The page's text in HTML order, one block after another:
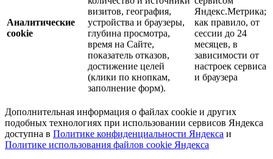
Аналитические
cookie
визитов, география,
устройства и браузеры,
глубина просмотра,
время на Сайте,
показатель отказов,
достижение целей
(клики по кнопкам,
заполнение форм).
Яндекс.Метрика;
как правило, от
сессии до 24
месяцев, в
зависимости от
настроек сервиса
и браузера
Дополнительная информация о файлах cookie и других
подобных технологиях при использовании сервисов Яндекса
доступна в Политике конфиденциальности Яндекса и
Политике использования файлов cookie Яндекса